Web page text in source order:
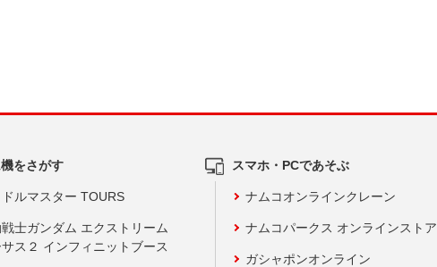
をさがす
ルマスター TOURS
士ガンダム エクストリーム
ス２ インフィニットブース
スマホ・PCであそぶ
ナムコオンラインクレーン
ナムコパークス オンラインストア
ガシャポンオンライン